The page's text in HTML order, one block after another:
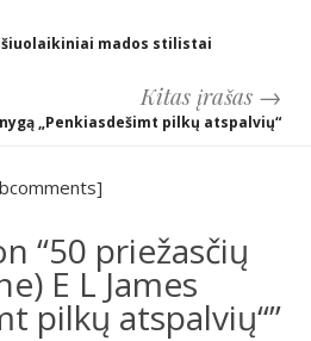
šiuolaikiniai mados stilistai
Kitas įrašas →
„Penkiasdešimt pilkų atspalvių“
“50 priežasčių
E L James
pilkų atspalvių“”